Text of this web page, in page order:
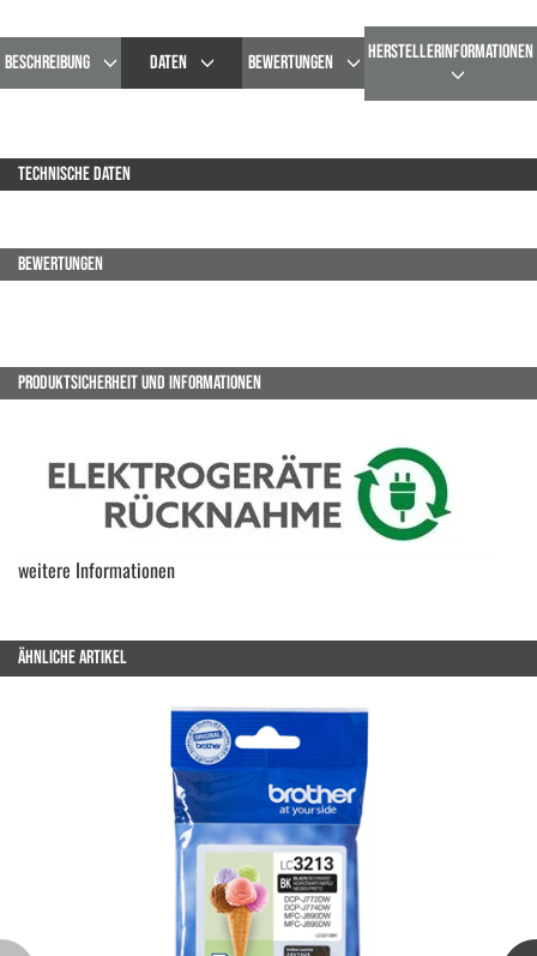
BESCHREIBUNG DATEN BEWERTUNGEN HERSTELLERINFORMATIONEN
TECHNISCHE DATEN
BEWERTUNGEN
PRODUKTSICHERHEIT UND INFORMATIONEN
weitere Informationen
ÄHNLICHE ARTIKEL